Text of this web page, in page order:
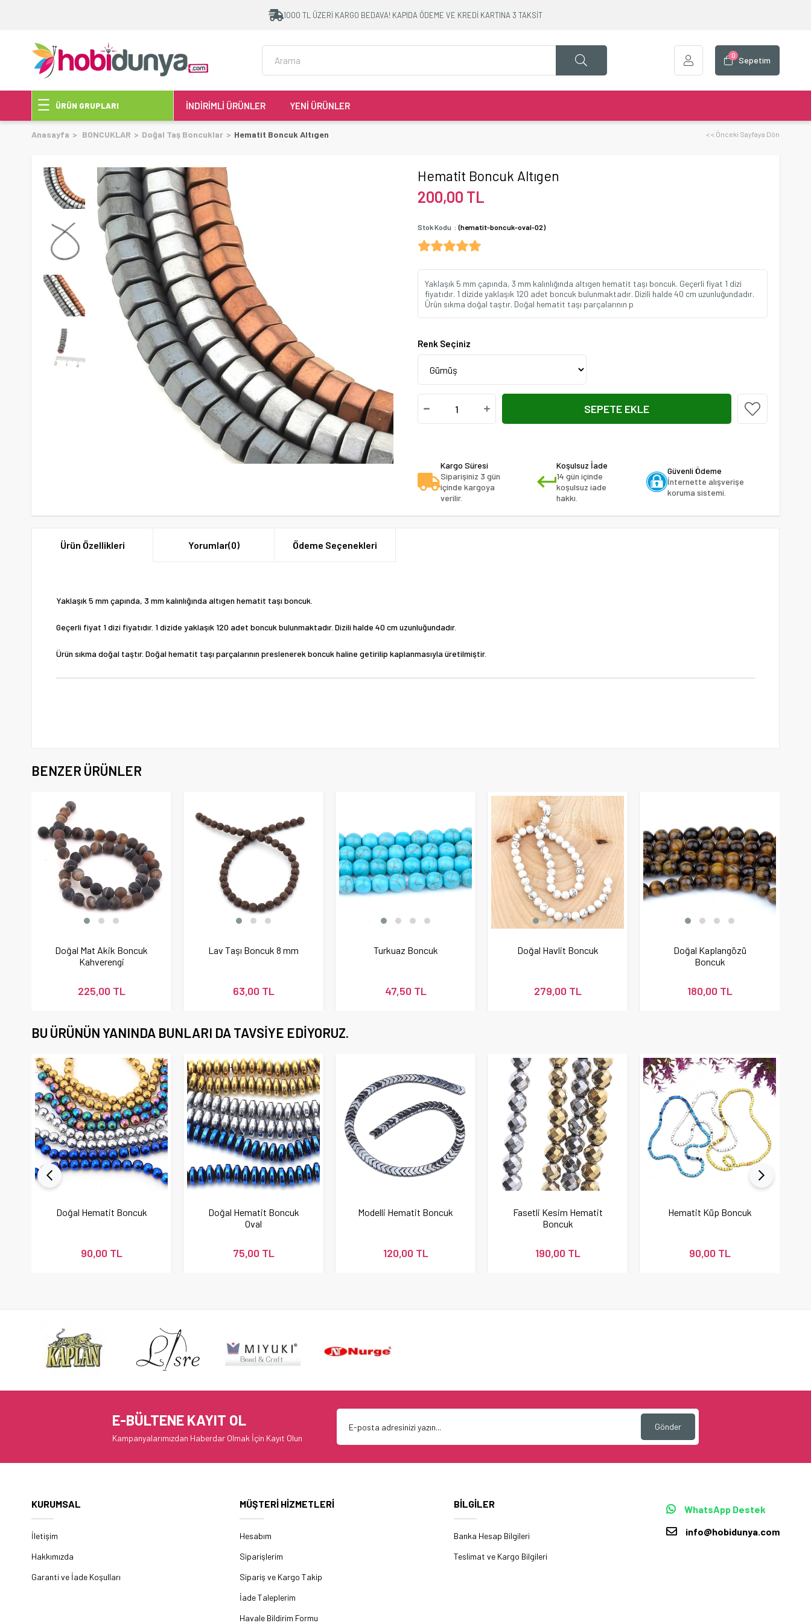
1000 TL ÜZERİ KARGO BEDAVA! KAPIDA ÖDEME VE KREDİ KARTINA 3 TAKSİT
Sepetim
0
ÜRÜN GRUPLARI İNDİRİMLİ ÜRÜNLER YENİ ÜRÜNLER
Anasayfa BONCUKLAR Doğal Taş Boncuklar Hematit Boncuk Altıgen < < Önceki Sayfaya Dön
Hematit Boncuk Altıgen
200,00 TL
Stok Kodu (hematit-boncuk-oval-02)
Yaklaşık 5 mm çapında, 3 mm kalınlığında altıgen hematit taşı boncuk. Geçerli fiyat 1 dizi
fiyatıdır. 1 dizide yaklaşık 120 adet boncuk bulunmaktadır. Dizili halde 40 cm uzunluğundadır.
Ürün sıkma doğal taştır. Doğal hematit taşı parçalarının p
Renk Seçiniz
Kargo Süresi
Siparişiniz 3 gün
içinde kargoya
verilir.
Koşulsuz İade
14 gün içinde
koşulsuz iade
hakkı.
Güvenli Ödeme
İnternette alışverişe
koruma sistemi.
Ürün Özellikleri Yorumlar(0) Ödeme Seçenekleri
Yaklaşık 5 mm çapında, 3 mm kalınlığında altıgen hematit taşı boncuk.
Geçerli fiyat 1 dizi fiyatıdır. 1 dizide yaklaşık 120 adet boncuk bulunmaktadır. Dizili halde 40 cm uzunluğundadır.
Ürün sıkma doğal taştır. Doğal hematit taşı parçalarının preslenerek boncuk haline getirilip kaplanmasıyla üretilmiştir.
BENZER ÜRÜNLER
Doğal Mat Akik Boncuk
Kahverengi
225,00 TL
Lav Taşı Boncuk 8 mm
63,00 TL
Turkuaz Boncuk
47,50 TL
Doğal Havlit Boncuk
279,00 TL
Doğal Kaplangözü
Boncuk
180,00 TL
BU ÜRÜNÜN YANINDA BUNLARI DA TAVSIYE EDIYORUZ.
Doğal Hematit Boncuk
90,00 TL
Doğal Hematit Boncuk
Oval
75,00 TL
Modelli Hematit Boncuk
120,00 TL
Fasetli Kesim Hematit
Boncuk
190,00 TL
Hematit Küp Boncuk
90,00 TL
E-BÜLTENE KAYIT OL
Kampanyalarımızdan Haberdar Olmak İçin Kayıt Olun
Gönder
KURUMSAL
İletişim
Hakkımızda
Garanti ve İade Koşulları
MÜŞTERİ HİZMETLERİ
Hesabım
Siparişlerim
Sipariş ve Kargo Takip
İade Taleplerim
Havale Bildirim Formu
BİLGİLER
Banka Hesap Bilgileri
Teslimat ve Kargo Bilgileri
WhatsApp Destek
info@hobidunya.com